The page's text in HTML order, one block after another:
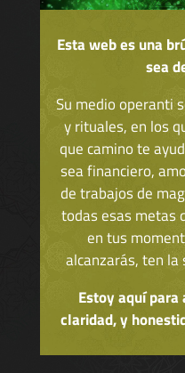
Esta web es una
sea
Su medio operanti
y rituales, en los
que camino te
sea financiero,
de trabajos de
todas esas metas
en tus
alcanzarás, ten la
Estoy aquí
claridad, y